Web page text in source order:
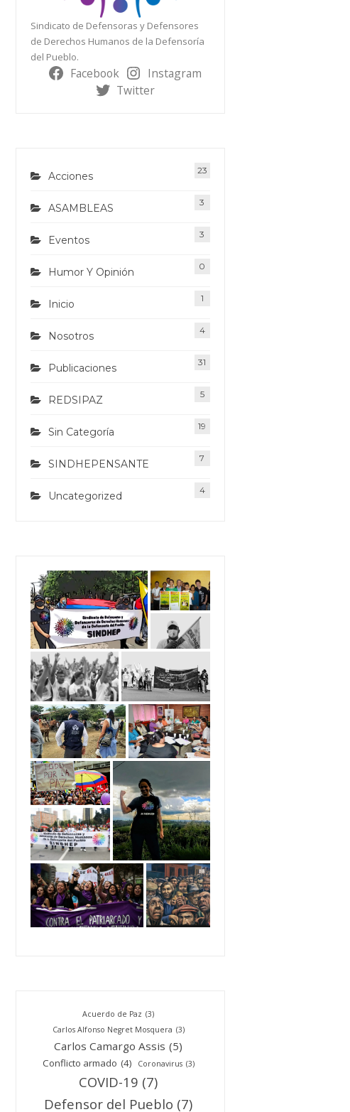
Sindicato de Defensoras y Defensores
de Derechos Humanos de la Defensoría
del Pueblo.
Facebook
Instagram
Twitter
Acciones 23
ASAMBLEAS 3
Eventos 3
Humor Y Opinión 0
Inicio 1
Nosotros 4
Publicaciones 31
REDSIPAZ 5
Sin Categoría 19
SINDHEPENSANTE 7
Uncategorized 4
Acuerdo de Paz (3)
Carlos Alfonso Negret Mosquera (3)
Carlos Camargo Assis (5)
Conflicto armado (4) Coronavirus (3)
COVID-19 (7)
Defensor del Pueblo (7)